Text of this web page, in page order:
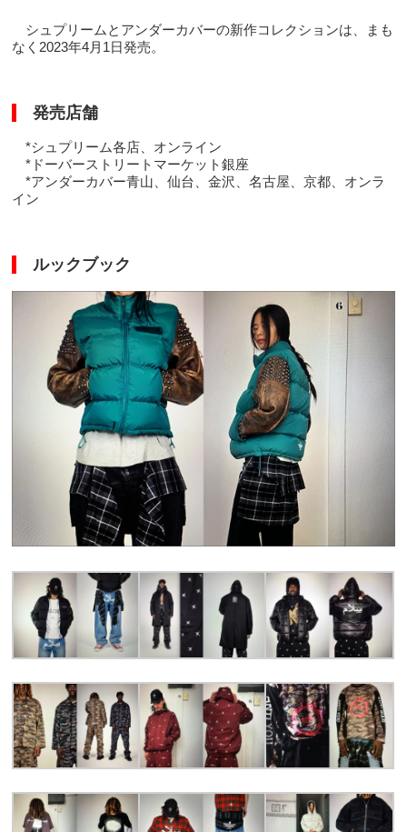
シュプリームとアンダーカバーの新作コレクションは、まも
なく2023年4月1日発売。
発売店舗
*シュプリーム各店、オンライン
*ドーバーストリートマーケット銀座
*アンダーカバー青山、仙台、金沢、名古屋、京都、オンラ
イン
ルックブック